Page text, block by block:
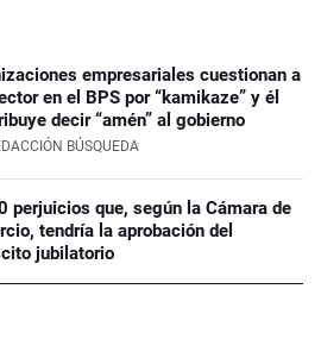
empresariales cuestionan a
en el BPS por “kamikaze” y él
decir “amén” al gobierno
BÚSQUEDA
perjuicios que, según la Cámara de
tendría la aprobación del
jubilatorio